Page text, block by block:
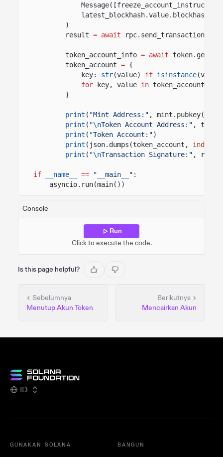
latest_blockhash.value.blockhash,
)
result = await
token_account_info = await
token_account = {
key:
str(value) if isinstance
for
key, value in
}
print ( "Mint Address:" , mint.pubkey())
print ( "\nToken Account Address:" ,
print ( "Token Account:")
print (json.dumps(token_account, indent
print ( "\nTransaction Signature:" ,
if __name__ == "__main__" :
asyncio.run(main())
Console
Run
Click to execute the code.
Is this page helpful?
Sebelumnya
Menutup Akun Token
Berikutnya
Mencairkan Akun
ID
GUNAKAN SOLANA BANGUN